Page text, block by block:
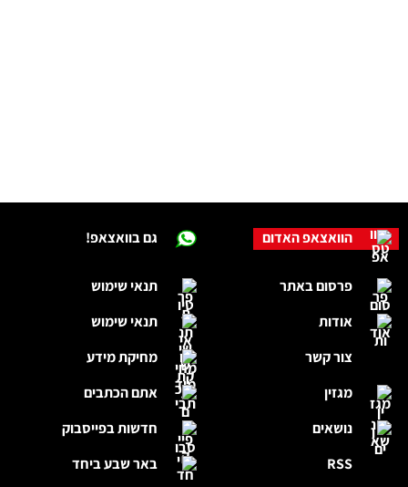
גם בוואצאפ!
תנאי שימוש
תנאי שימוש
מחיקת מידע
אתם הכתבים
חדשות בפייסבוק
באר שבע ביחד
הוואצאפ האדום
פרסום באתר
אודות
צור קשר
מגזין
נושאים
RSS